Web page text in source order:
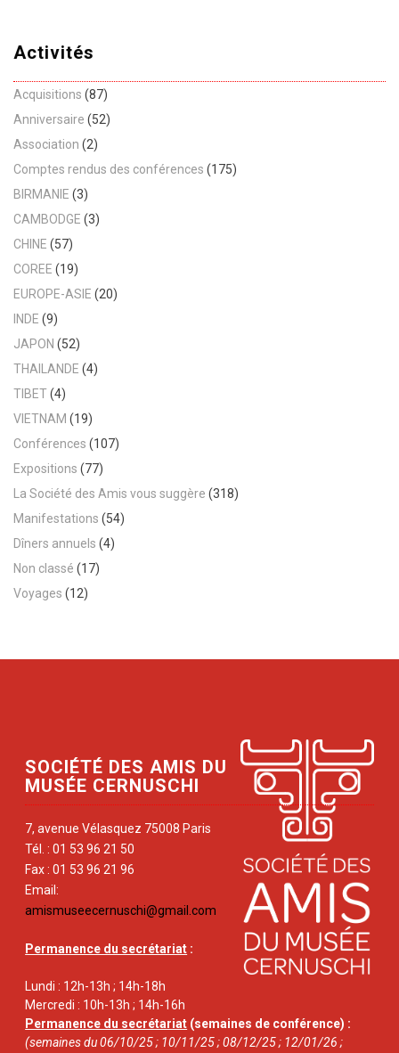
Activités
Acquisitions (87)
Anniversaire (52)
Association (2)
Comptes rendus des conférences (175)
BIRMANIE (3)
CAMBODGE (3)
CHINE (57)
COREE (19)
EUROPE-ASIE (20)
INDE (9)
JAPON (52)
THAILANDE (4)
TIBET(4)
VIETNAM (19)
Conférences (107)
Expositions (77)
La Société des Amis vous suggère (318)
Manifestations (54)
Dîners annuels (4)
Non classé (17)
Voyages (12)
SOCIÉTÉ DES AMIS DU
MUSÉE CERNUSCHI
7, avenue Vélasquez 75008 Paris
Tél. : 01 53 96 21 50
Fax : 01 53 96 21 96
Email:
amismuseecernuschi@gmail.com
Permanence du secrétariat :
Lundi : 12h-13h ; 14h-18h
Mercredi : 10h-13h ; 14h-16h
Permanence du secrétariat (semaines de conférence) :
(semaines du 06/10/25 ; 10/11/25 ; 08/12/25 ; 12/01/26 ;